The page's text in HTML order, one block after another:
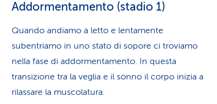
Addormentamento (stadio 1)
Quando andiamo a letto e lentamente
subentriamo in uno stato di sopore ci troviamo
nella fase di addormentamento. In questa
transizione tra la veglia e il sonno il corpo inizia a
rilassare la muscolatura.